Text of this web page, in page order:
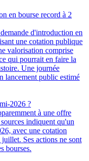
en bourse record à 2
d'introduction en
une cotation publique
valorisation comprise
qui pourrait en faire la
Une journée
lancement public estimé
2026 ?
à une offre
indiquent qu'un
avec une cotation
Ses actions ne sont
bourses.